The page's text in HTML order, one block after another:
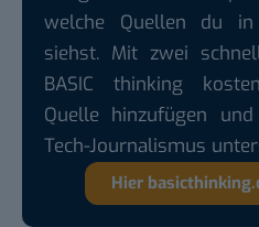
welche Quellen du
siehst. Mit zwei
BASIC thinking
Quelle hinzufügen
Tech-Journalismus
Hier